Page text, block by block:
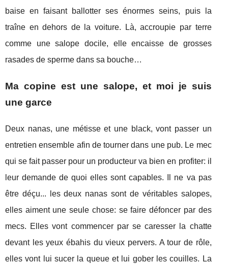
baise en faisant ballotter ses énormes seins, puis la
traîne en dehors de la voiture. Là, accroupie par terre
comme une salope docile, elle encaisse de grosses
rasades de sperme dans sa bouche…
Ma copine est une salope, et moi je suis
une garce
Deux nanas, une métisse et une black, vont passer un
entretien ensemble afin de tourner dans une pub. Le mec
qui se fait passer pour un producteur va bien en profiter: il
leur demande de quoi elles sont capables. Il ne va pas
être déçu... les deux nanas sont de véritables salopes,
elles aiment une seule chose: se faire défoncer par des
mecs. Elles vont commencer par se caresser la chatte
devant les yeux ébahis du vieux pervers. A tour de rôle,
elles vont lui sucer la queue et lui gober les couilles. La